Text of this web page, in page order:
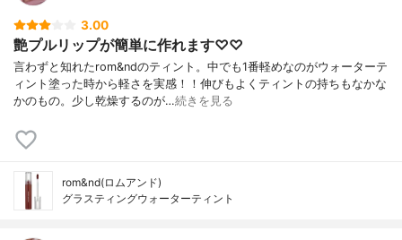
3.00
艶プルリップが簡単に作れます♡♡
言わずと知れたrom&ndのティント。中でも1番軽めなのがウォーターテ
ィント塗った時から軽さを実感！！伸びもよくティントの持ちもなかな
かのもの。少し乾燥するのが…続きを見る
rom&nd(ロムアンド)
グラスティングウォーターティント